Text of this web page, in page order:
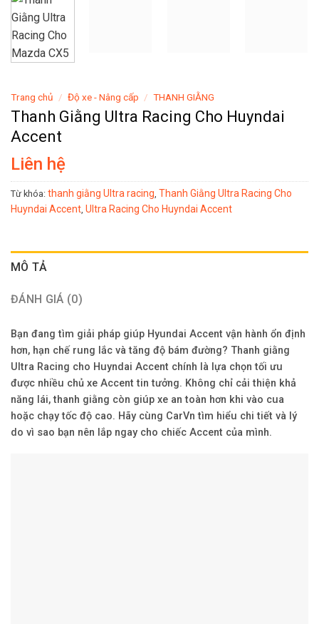
Trang chủ / Độ xe - Nâng cấp / THANH GIẰNG
Thanh Giằng Ultra Racing Cho Huyndai
Accent
Liên hệ
Từ khóa: thanh giằng Ultra racing, Thanh Giằng Ultra Racing Cho
Huyndai Accent, Ultra Racing Cho Huyndai Accent
MÔ TẢ
ĐÁNH GIÁ (0)
Bạn đang tìm giải pháp giúp Hyundai Accent vận hành ổn định
hơn, hạn chế rung lắc và tăng độ bám đường? Thanh giằng
Ultra Racing cho Huyndai Accent chính là lựa chọn tối ưu
được nhiều chủ xe Accent tin tưởng. Không chỉ cải thiện khả
năng lái, thanh giằng còn giúp xe an toàn hơn khi vào cua
hoặc chạy tốc độ cao. Hãy cùng CarVn tìm hiểu chi tiết và lý
do vì sao bạn nên lắp ngay cho chiếc Accent của mình.